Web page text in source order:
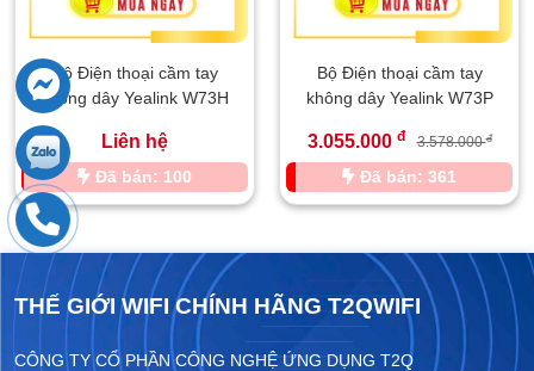
Bộ Điện thoại cầm tay
không dây Yealink W73H
Liên hệ
Đã bán: 100
Bộ Điện thoại cầm tay
không dây Yealink W73P
3.055.000 đ 3.578.000đ
Đã bán: 361
THẾ GIỚI WIFI CHÍNH HÃNG T2QWIFI
CÔNG TY CỔ PHẦN CÔNG NGHỆ ỨNG DỤNG T2Q